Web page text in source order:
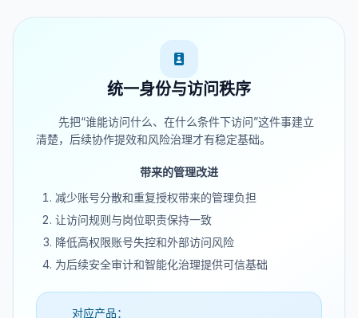
统一身份与访问秩序
先把“谁能访问什么、在什么条件下访问”这件事建立
清楚，后续协作提效和风险治理才有稳定基础。
带来的管理改进
减少账号分散和重复授权带来的管理负担
让访问规则与岗位职责保持一致
降低高权限账号失控和外部访问风险
为后续安全审计和智能化治理提供可信基础
对应产品：